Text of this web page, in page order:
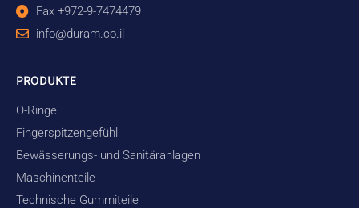
Fax +972-9-7474479
info@duram.co.il
PRODUKTE
O-Ringe
Fingerspitzengefühl
Bewässerungs- und Sanitäranlagen
Maschinenteile
Technische Gummiteile